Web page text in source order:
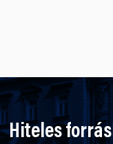
Hiteles